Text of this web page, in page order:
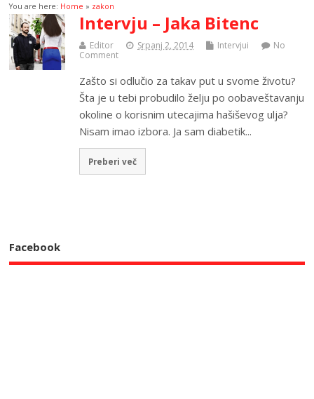
You are here: Home » zakon
Intervju – Jaka Bitenc
Editor Srpanj 2, 2014 Intervjui
No
Comment
Zašto si odlučio za takav put u svome životu?
Šta je u tebi probudilo želju po oobaveštavanju
okoline o korisnim utecajima hašiševog ulja?
Nisam imao izbora. Ja sam diabetik...
Preberi več
Facebook